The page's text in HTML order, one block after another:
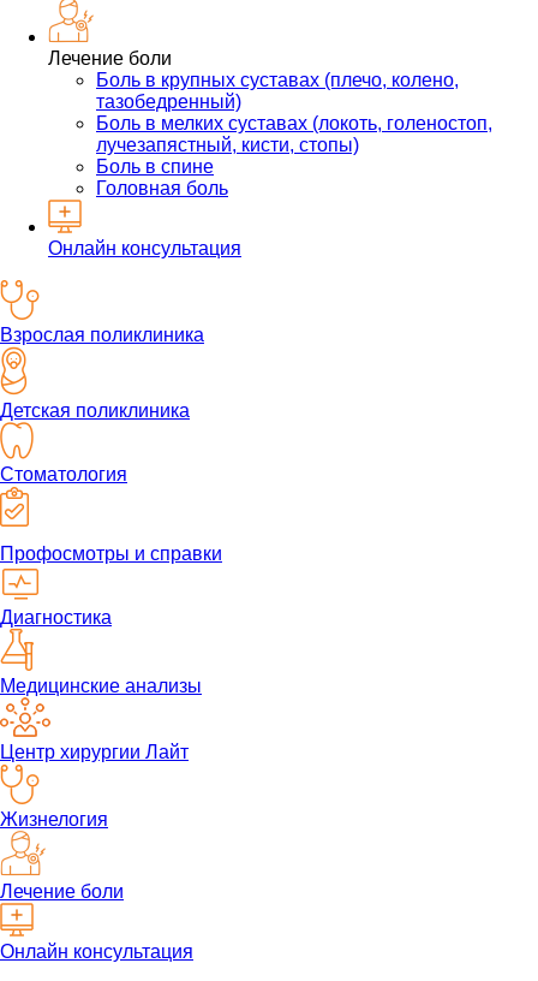
Лечение боли
Боль в крупных суставах (плечо, колено,
тазобедренный)
Боль в мелких суставах (локоть, голеностоп,
лучезапястный, кисти, стопы)
Боль в спине
Головная боль
Онлайн консультация
Взрослая поликлиника
Детская поликлиника
Стоматология
Профосмотры и справки
Диагностика
Медицинские анализы
Центр хирургии Лайт
Жизнелогия
Лечение боли
Онлайн консультация